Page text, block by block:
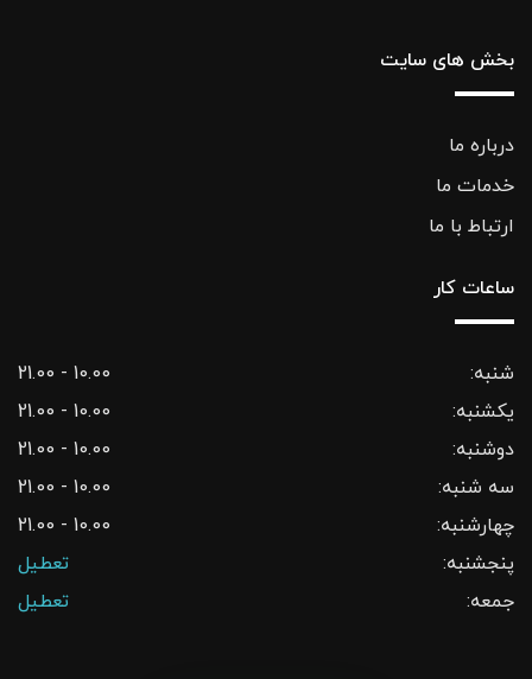
بخش های سایت
درباره ما
خدمات ما
ارتباط با ما
ساعات کار
شنبه:
10.00 - 21.00
یکشنبه:
10.00 - 21.00
دوشنبه:
10.00 - 21.00
سه شنبه:
10.00 - 21.00
چهارشنبه:
10.00 - 21.00
پنجشنبه:
تعطیل
جمعه:
تعطیل